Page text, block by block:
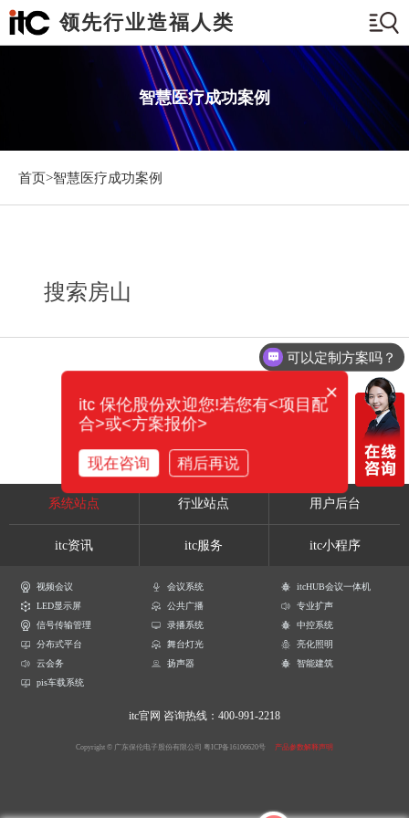
领先行业造福人类
智慧医疗成功案例
首页>智慧医疗成功案例
搜索房山
系统站点 行业站点 用户后台
itc资讯 itc服务 itc小程序
视频会议 会议系统
itcHUB会议一体机
LED显示屏
公共广播
专业扩声
信号传输管理
录播系统
中控系统
分布式平台
舞台灯光
亮化照明
云会务
扬声器
智能建筑
pis车载系统
itc官网 咨询热线：400-991-2218
Copyright © 广东保伦电子股份有限公司 粤ICP备16106620号 产品参数解释声明
可以定制方案吗？
×
itc 保伦股份欢迎您!若您有<项目配
合>或<方案报价>
现在咨询 稍后再说